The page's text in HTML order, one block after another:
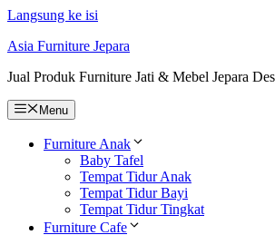
Langsung ke isi
Asia Furniture Jepara
Jual Produk Furniture Jati & Mebel Jepara
Menu
Furniture Anak
Baby Tafel
Tempat Tidur Anak
Tempat Tidur Bayi
Tempat Tidur Tingkat
Furniture Cafe